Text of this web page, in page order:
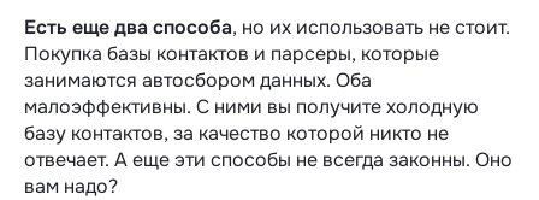
Есть еще два способа, но их использовать не стоит.
Покупка базы контактов и парсеры, которые
занимаются автосбором данных. Оба
малоэффективны. С ними вы получите холодную
базу контактов, за качество которой никто не
отвечает. А еще эти способы не всегда законны. Оно
вам надо?